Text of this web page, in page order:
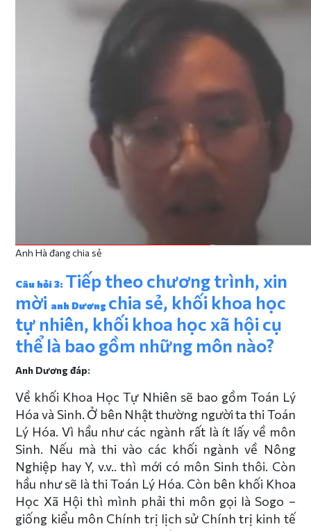
Anh Hà đang chia sẻ
Câu hỏi 3: Tiếp theo chương trình, xin
mời anh Dương chia sẻ, khối khoa học
tự nhiên, khối khoa học xã hội cụ
thể là bao gồm những môn nào?
Anh Dương đáp:
Về khối Khoa Học Tự Nhiên sẽ bao gồm Toán Lý
Hóa và Sinh. Ở bên Nhật thường người ta thi Toán
Lý Hóa. Vì hầu như các ngành rất là ít lấy về môn
Sinh. Nếu mà thi vào các khối ngành về Nông
Nghiệp hay Y, v.v.. thì mới có môn Sinh thôi. Còn
hầu như sẽ là thi Toán Lý Hóa. Còn bên khối Khoa
Học Xã Hội thì mình phải thi môn gọi là Sogo –
giống kiểu môn Chính trị lịch sử Chính trị kinh tế